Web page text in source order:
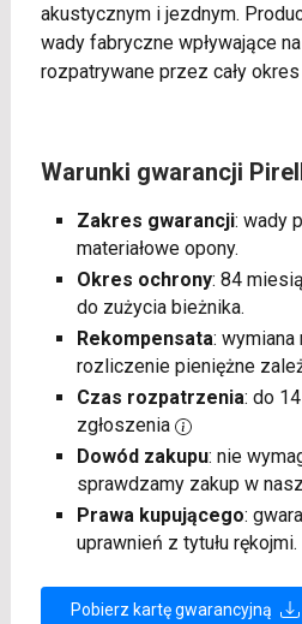
akustycznym i jezdnym.
wady fabryczne wpływające
rozpatrywane przez cały okres
Warunki gwarancji
Zakres gwarancji: wady
materiałowe opony.
Okres ochrony: 84
do zużycia bieżnika.
Rekompensata: wymiana
rozliczenie pieniężne
Czas rozpatrzenia: do
zgłoszenia
Dowód zakupu: nie
sprawdzamy zakup w
Prawa kupującego:
uprawnień z tytułu rękojmi.
Pobierz kartę gwarancyjną